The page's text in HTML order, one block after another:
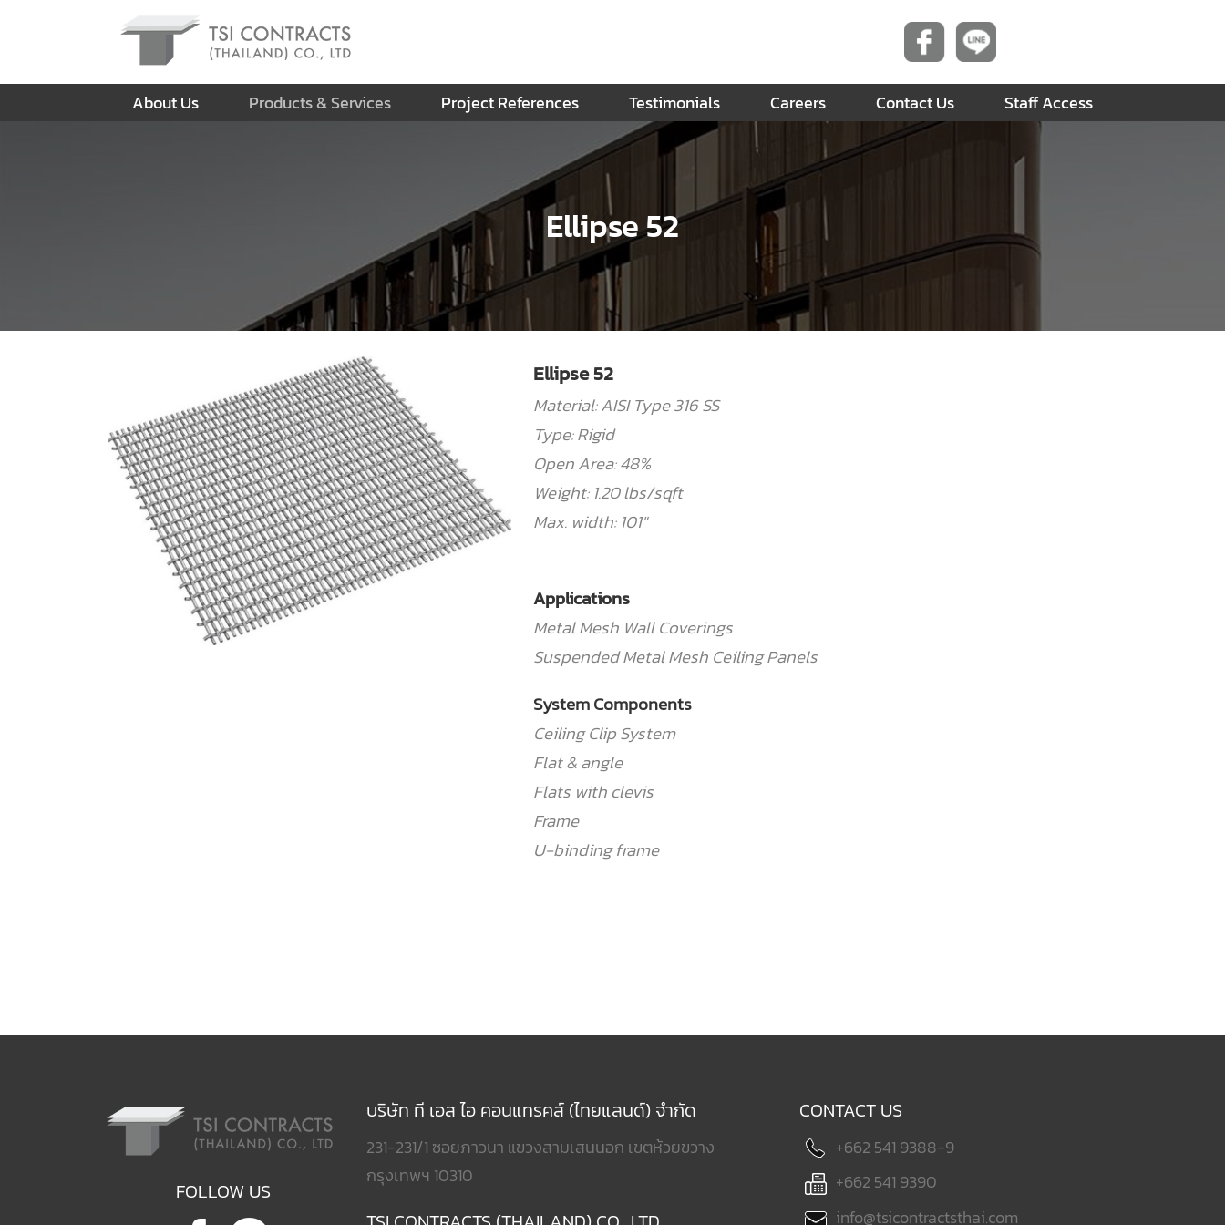
About Us Products & Services Project References Testimonials Careers Contact Us Staff Access
Ellipse 52
Ellipse 52
Material: AISI Type 316 SS
Type: Rigid
Open Area: 48%
Weight: 1.20 lbs/sqft
Max. width: 101"
Applications
Metal Mesh Wall Coverings
Suspended Metal Mesh Ceiling Panels
System Components
Ceiling Clip System
Flat & angle
Flats with clevis
Frame
U-binding frame
FOLLOW US
บริษัท ที เอส ไอ คอนแทรคส์ (ไทยแลนด์) จำกัด
231-231/1 ซอยภาวนา แขวงสามเสนนอก เขตห้วยขวาง
กรุงเทพฯ 10310
CONTACT US
+662 541 9388-9
+662 541 9390
info@tsicontractsthai.com